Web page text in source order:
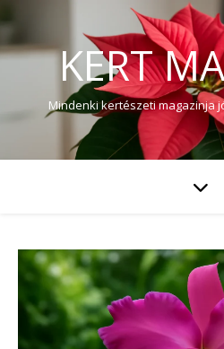
KERT
Mindenki kertészeti magazinja